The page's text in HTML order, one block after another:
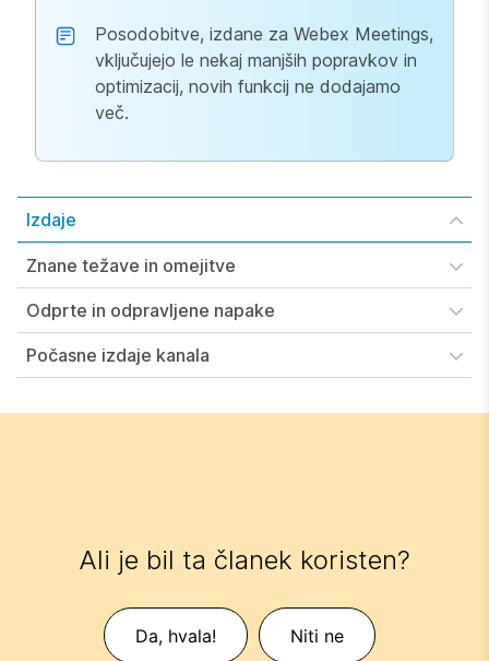
Posodobitve, izdane za Webex Meetings,
vključujejo le nekaj manjših popravkov in
optimizacij, novih funkcij ne dodajamo
več.
Izdaje
Znane težave in omejitve
Odprte in odpravljene napake
Počasne izdaje kanala
Ali je bil ta članek koristen?
Da, hvala! Niti ne